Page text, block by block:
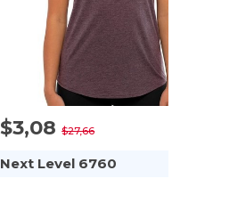
$3,08$27,66
Next Level 6760